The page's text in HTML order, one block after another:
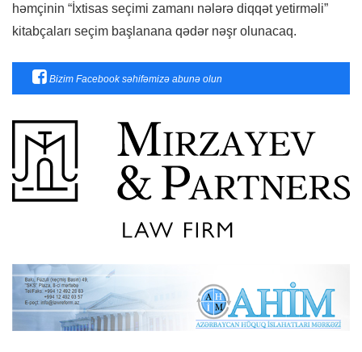
həmçinin “İxtisas seçimi zamanı nələrə diqqət yetirməli”
kitabçaları seçim başlanana qədər nəşr olunacaq.
Bizim Facebook səhifəmizə abunə olun